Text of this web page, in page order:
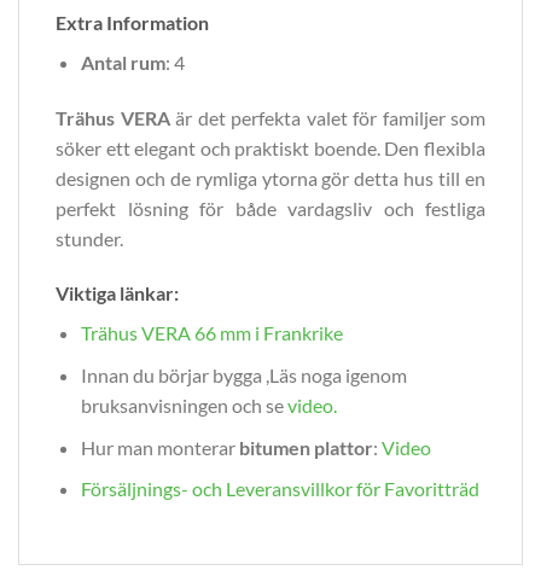
Extra Information
Antal rum: 4
Trähus VERAär det perfekta valet för familjer som
söker ett elegant och praktiskt boende. Den flexibla
designen och de rymliga ytorna gör detta hus till en
perfekt lösning för både vardagsliv och festliga
stunder.
Viktiga länkar:
Trähus VERA 66 mm i Frankrike
Innan du börjar bygga ,Läs noga igenom
bruksanvisningen och sevideo.
Hur man monterar bitumen plattor: Video
Försäljnings- och Leveransvillkor för Favoritträd